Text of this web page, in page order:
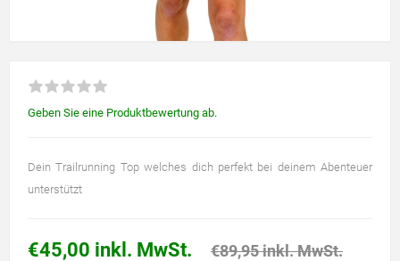
Geben Sie eine Produktbewertung ab.
Dein Trailrunning Top welches dich perfekt bei deinem Abenteuer
unterstützt
€45,00 inkl. MwSt. €89,95 inkl. MwSt.